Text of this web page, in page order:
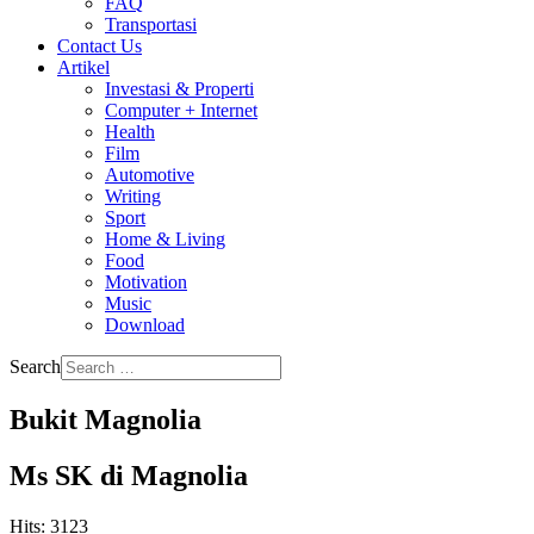
Transportasi
Contact Us
Artikel
Investasi & Properti
Computer + Internet
Health
Film
Automotive
Writing
Sport
Home & Living
Food
Motivation
Music
Download
Search
Bukit Magnolia
Ms SK di Magnolia
Hits: 3123